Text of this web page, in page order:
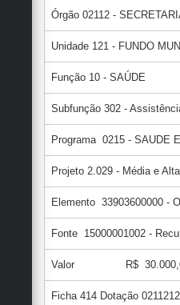
Órgão 02112 -
Unidade 121 - FUNDO
Função 10 - SAÚDE
Subfunção 302 -
Programa 0215 - SAUDE
Projeto 2.029 - Média e
Elemento 33903600000 -
Fonte 15000001002 -
Valor R$
Ficha 414 Dotação